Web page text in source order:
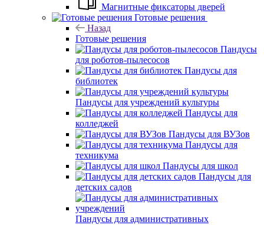
Магнитные фиксаторы дверей
Готовые решения
Назад
Готовые решения
Пандусы
для роботов-пылесосов
Пандусы для
библиотек
Пандусы для учреждений культуры
Пандусы для
колледжей
Пандусы для ВУЗов
Пандусы для
техникума
Пандусы для школ
Пандусы для
детских садов
Пандусы для административных